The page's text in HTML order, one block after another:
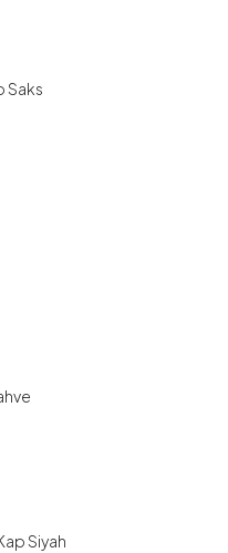
Saks
Siyah